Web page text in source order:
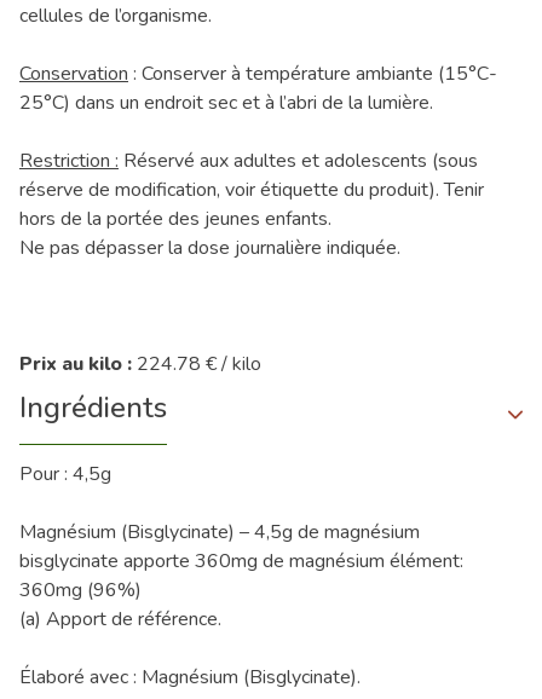
cellules de l’organisme.
Conservation : Conserver à température ambiante (15°C-
25°C) dans un endroit sec et à l’abri de la lumière.
Restriction : Réservé aux adultes et adolescents (sous
réserve de modification, voir étiquette du produit). Tenir
hors de la portée des jeunes enfants.
Ne pas dépasser la dose journalière indiquée.
Prix au kilo : 224.78 € / kilo
Ingrédients
Pour : 4,5g
Magnésium (Bisglycinate) – 4,5g de magnésium
bisglycinate apporte 360mg de magnésium élément:
360mg (96%)
(a) Apport de référence.
Élaboré avec : Magnésium (Bisglycinate).